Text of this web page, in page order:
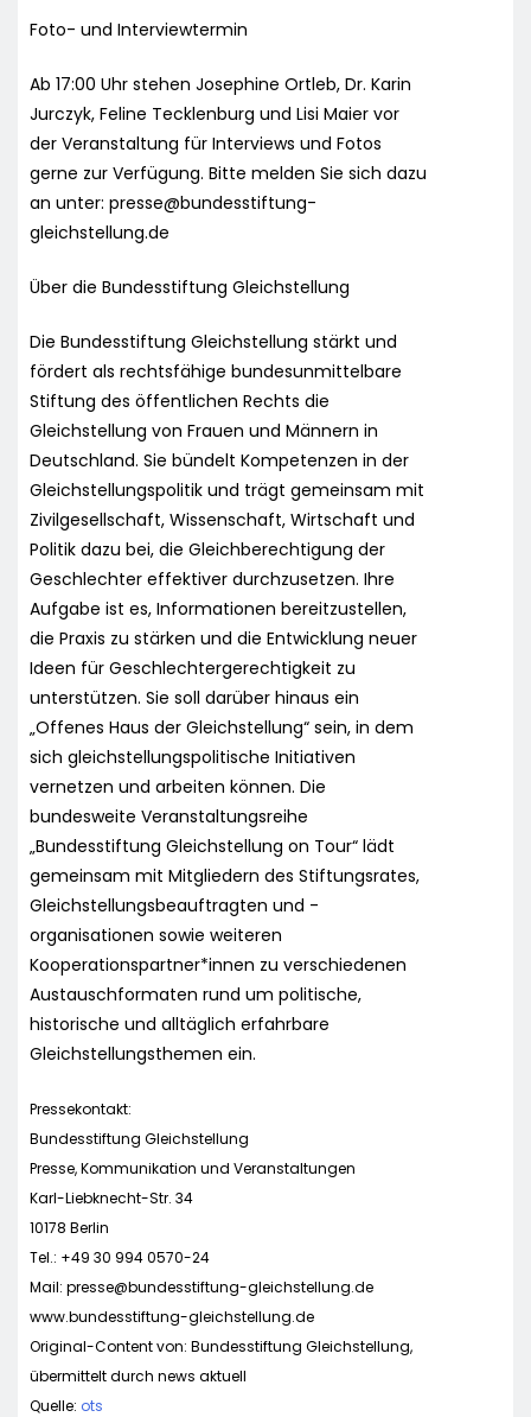
Foto- und Interviewtermin
Ab 17:00 Uhr stehen Josephine Ortleb, Dr. Karin
Jurczyk, Feline Tecklenburg und Lisi Maier vor
der Veranstaltung für Interviews und Fotos
gerne zur Verfügung. Bitte melden Sie sich dazu
an unter: presse@bundesstiftung-
gleichstellung.de
Über die Bundesstiftung Gleichstellung
Die Bundesstiftung Gleichstellung stärkt und
fördert als rechtsfähige bundesunmittelbare
Stiftung des öffentlichen Rechts die
Gleichstellung von Frauen und Männern in
Deutschland. Sie bündelt Kompetenzen in der
Gleichstellungspolitik und trägt gemeinsam mit
Zivilgesellschaft, Wissenschaft, Wirtschaft und
Politik dazu bei, die Gleichberechtigung der
Geschlechter effektiver durchzusetzen. Ihre
Aufgabe ist es, Informationen bereitzustellen,
die Praxis zu stärken und die Entwicklung neuer
Ideen für Geschlechtergerechtigkeit zu
unterstützen. Sie soll darüber hinaus ein
„Offenes Haus der Gleichstellung“ sein, in dem
sich gleichstellungspolitische Initiativen
vernetzen und arbeiten können. Die
bundesweite Veranstaltungsreihe
„Bundesstiftung Gleichstellung on Tour“ lädt
gemeinsam mit Mitgliedern des Stiftungsrates,
Gleichstellungsbeauftragten und -
organisationen sowie weiteren
Kooperationspartner*innen zu verschiedenen
Austauschformaten rund um politische,
historische und alltäglich erfahrbare
Gleichstellungsthemen ein.
Pressekontakt:
Bundesstiftung Gleichstellung
Presse, Kommunikation und Veranstaltungen
Karl-Liebknecht-Str. 34
10178 Berlin
Tel.: +49 30 994 0570-24
Mail: presse@bundesstiftung-gleichstellung.de
www.bundesstiftung-gleichstellung.de
Original-Content von: Bundesstiftung Gleichstellung,
übermittelt durch news aktuell
Quelle: ots